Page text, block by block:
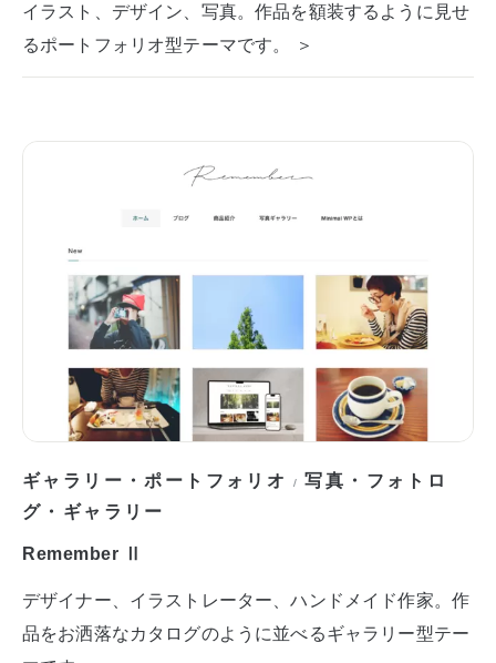
イラスト、デザイン、写真。作品を額装するように見せ
るポートフォリオ型テーマです。 ＞
ギャラリー・ポートフォリオ /写真・フォトロ
グ・ギャラリー
Remember Ⅱ
デザイナー、イラストレーター、ハンドメイド作家。作
品をお洒落なカタログのように並べるギャラリー型テー